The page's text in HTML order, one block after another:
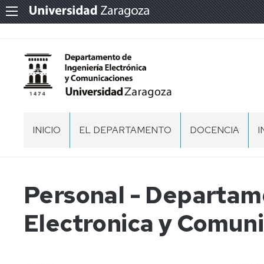
INICIO EL DEPARTAMENTO
DIRECCIÓN
COMISION
PERMANENTE
ESPACIOS
NORMATIVA
RECINTOS
ACTAS,
MEMORIAS
DOCENCIA
Y
MÁSTERES
Personal -
Electronica y